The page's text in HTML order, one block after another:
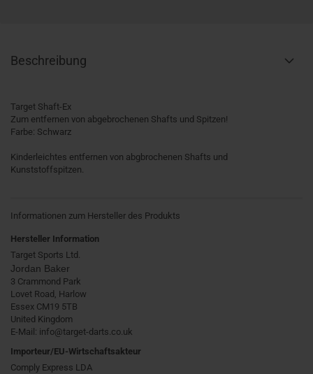
Beschreibung
Target Shaft-Ex
Zum entfernen von abgebrochenen Shafts und Spitzen!
Farbe: Schwarz
Kinderleichtes entfernen von abgbrochenen Shafts und
Kunststoffspitzen.
Informationen zum Hersteller des Produkts
Hersteller Information
Target Sports Ltd.
Jordan Baker
3 Crammond Park
Lovet Road, Harlow
Essex CM19 5TB
United Kingdom
E-Mail: info@target-darts.co.uk
Importeur/EU-Wirtschaftsakteur
Comply Express LDA